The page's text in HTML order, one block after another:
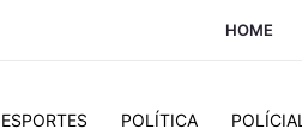
HOME
ESPORTES POLÍTICA POLÍCIAL